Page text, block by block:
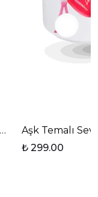
Porselen Kupa
Aşk Temalı
₺ 299.00